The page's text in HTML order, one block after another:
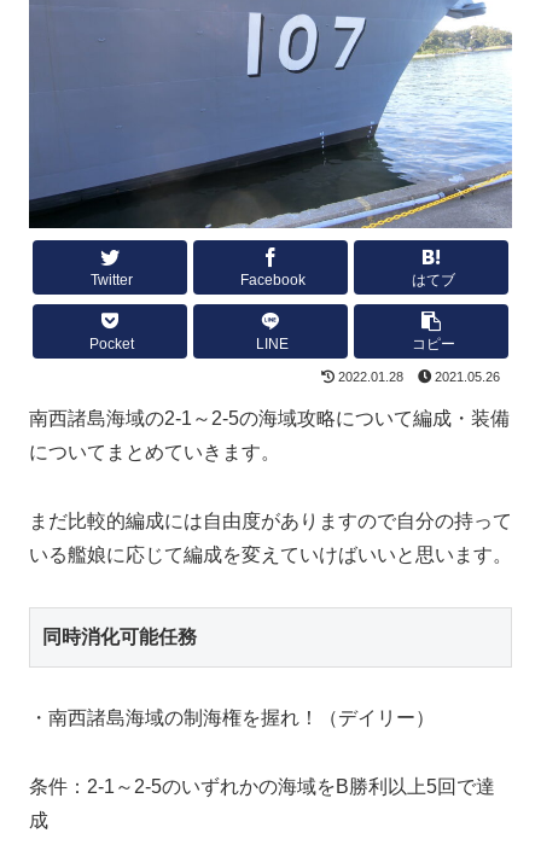
Twitter Facebook はてブ
Pocket LINE コピー
2022.01.28 2021.05.26
南西諸島海域の2-1～2-5の海域攻略について編成・装備
についてまとめていきます。
まだ比較的編成には自由度がありますので自分の持って
いる艦娘に応じて編成を変えていけばいいと思います。
同時消化可能任務
・南西諸島海域の制海権を握れ！（デイリー）
条件：2-1～2-5のいずれかの海域をB勝利以上5回で達
成